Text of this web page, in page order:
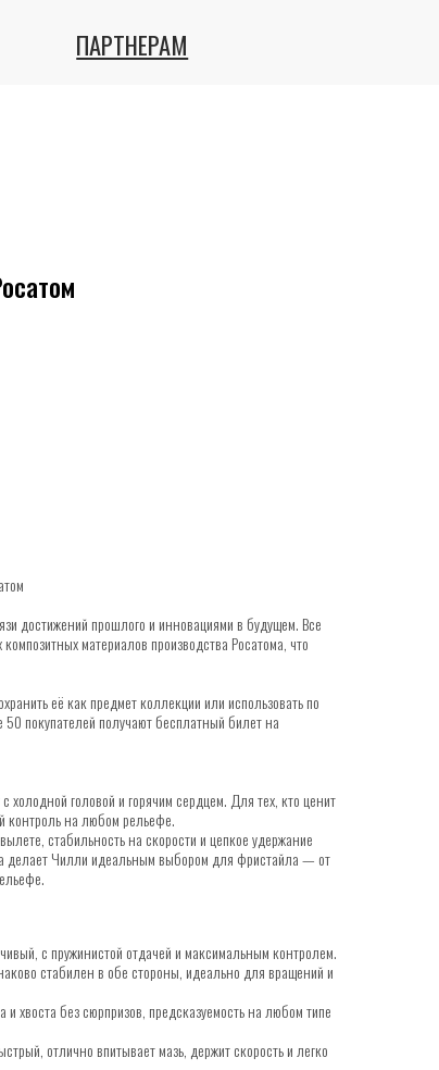
достижений прошлого и инновациями в будущем. Все
материалов производства Росатома, что
её как предмет коллекции или использовать по
покупателей получают бесплатный билет на
холодной головой и горячим сердцем. Для тех, кто ценит
контроль на любом рельефе.
стабильность на скорости и цепкое удержание
делает Чилли идеальным выбором для фристайла — от
с пружинистой отдачей и максимальным контролем.
стабилен в обе стороны, идеально для вращений и
хвоста без сюрпризов, предсказуемость на любом типе
отлично впитывает мазь, держит скорость и легко